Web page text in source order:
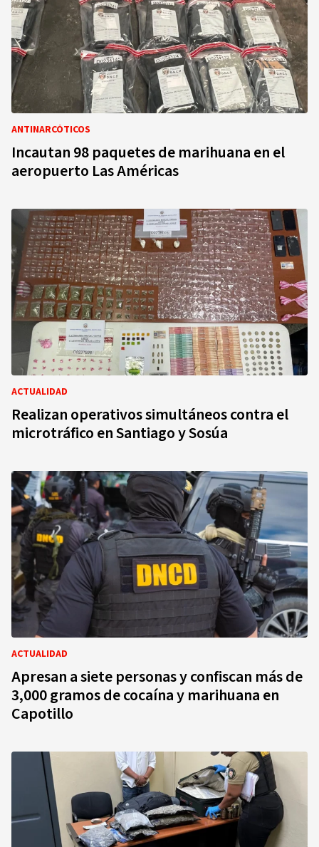
ANTINARCÓTICOS
Incautan 98 paquetes de marihuana en el
aeropuerto Las Américas
ACTUALIDAD
Realizan operativos simultáneos contra el
microtráfico en Santiago y Sosúa
ACTUALIDAD
Apresan a siete personas y confiscan más de
3,000 gramos de cocaína y marihuana en
Capotillo